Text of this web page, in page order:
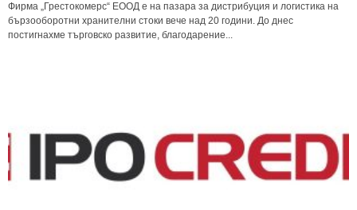
Фирма „Грестокомерс“ ЕООД е на пазара за дистрибуция и логистика на
бързооборотни хранителни стоки вече над 20 години. До днес
постигнахме търговско развитие, благодарение...